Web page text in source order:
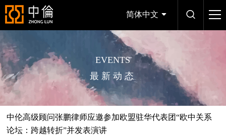
简体中文
EVENTS
最新动态
中伦高级顾问张鹏律师应邀参加欧盟驻华代表团“欧中关系
论坛：跨越转折”并发表演讲